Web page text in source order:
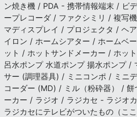
ン焼き機 / PDA - 携帯情報端末 / ビ
ープレコーダ / ファクシミリ / 複写
マディスプレイ / プロジェクタ / ヘ
イロン / ホームシアター / ホームベ
ット / ホットサンドメーカー / ホッ
呂水ポンプ 水道ポンプ 揚水ポンプ /
サー (調理器具) / ミニコンポ / ミニ
コーダー (MD) / ミル（粉砕器） / 餅
ーカー / ラジオ / ラジカセ - ラジオ
ラジカセにテレビがついたもの（こ